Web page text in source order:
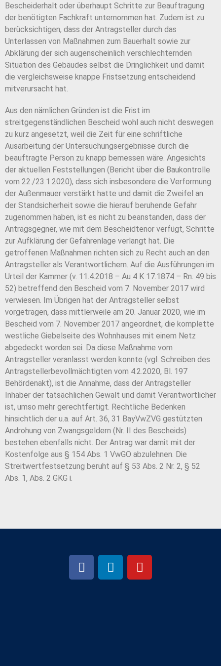
Bescheiderhalt oder überhaupt Schritte zur Beauftragung
der benötigten Fachkraft unternommen hat. Zudem ist zu
berücksichtigen, dass der Antragsteller durch das
Unterlassen von Maßnahmen zum Bauerhalt sowie zur
Abklärung der sich augenscheinlich verschlechternden
Situation des Gebäudes selbst die Dringlichkeit und damit
die vergleichsweise knappe Fristsetzung entscheidend
mitverursacht hat.
Aus den nämlichen Gründen ist die Frist im
streitgegenständlichen Bescheid wohl auch nicht deswegen
zu kurz angesetzt, weil die Zeit für eine schriftliche
Ausarbeitung der Untersuchungsergebnisse durch die
beauftragte Person zu knapp bemessen wäre. Angesichts
der aktuellen Feststellungen (Bericht über die Baukontrolle
vom 22./23.1.2020), dass sich insbesondere die Verformung
der Außenmauer verstärkt hatte und damit die Zweifel an
der Standsicherheit sowie die hierauf beruhende Gefahr
zugenommen haben, ist es nicht zu beanstanden, dass der
Antragsgegner, wie mit dem Bescheidtenor verfügt, Schritte
zur Aufklärung der Gefahrenlage verlangt hat. Die
getroffenen Maßnahmen richten sich zu Recht auch an den
Antragsteller als Verantwortlichem. Auf die Ausführungen im
Urteil der Kammer (v. 11.4.2018 – Au 4 K 17.1874 – Rn. 49 bis
52) betreffend den Bescheid vom 7. November 2017 wird
verwiesen. Im Übrigen hat der Antragsteller selbst
vorgetragen, dass mittlerweile am 20. Januar 2020, wie im
Bescheid vom 7. November 2017 angeordnet, die komplette
westliche Giebelseite des Wohnhauses mit einem Netz
abgedeckt worden sei. Da diese Maßnahme vom
Antragsteller veranlasst werden konnte (vgl. Schreiben des
Antragstellerbevollmächtigten vom 4.2.2020, Bl. 197
Behördenakt), ist die Annahme, dass der Antragsteller
Inhaber der tatsächlichen Gewalt und damit Verantwortlicher
ist, umso mehr gerechtfertigt. Rechtliche Bedenken
hinsichtlich der u.a. auf Art. 36, 31 BayVwZVG gestützten
Androhung von Zwangsgeldern (Nr. II des Bescheids)
bestehen ebenfalls nicht. Der Antrag war damit mit der
Kostenfolge aus § 154 Abs. 1 VwGO abzulehnen. Die
Streitwertfestsetzung beruht auf § 53 Abs. 2 Nr. 2, § 52
Abs. 1, Abs. 2 GKG i.